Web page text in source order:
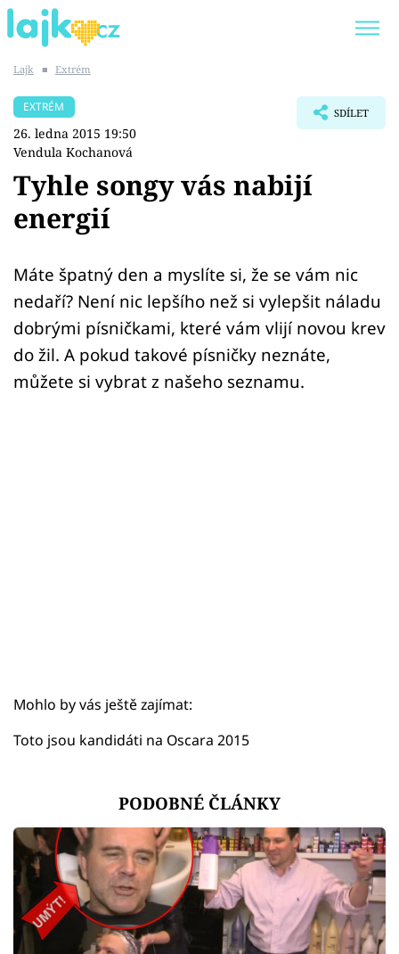
SHOPAHOLICADEL
Témata
Showbyznys
Youtubeři
Virály
Lajk ■ Extrém
EXTRÉM
26. ledna 2015 19:50
Vendula Kochanová
SDÍLET
Tyhle songy vás nabijí
energií
Máte špatný den a myslíte si, že se vám nic
nedaří? Není nic lepšího než si vylepšit náladu
dobrými písničkami, které vám vlijí novou krev
do žil. A pokud takové písničky neznáte,
můžete si vybrat z našeho seznamu.
Mohlo by vás ještě zajímat:
Toto jsou kandidáti na Oscara 2015
PODOBNÉ ČLÁNKY